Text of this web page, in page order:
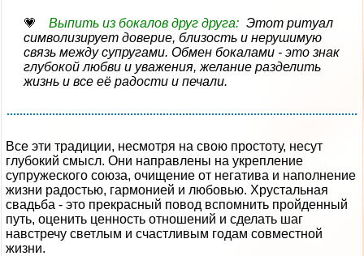
Выпить из бокалов друг друга: Этот ритуал
символизирует доверие, близость и нерушимую
связь между супругами. Обмен бокалами - это знак
глубокой любви и уважения, желание разделить
жизнь и все её радости и печали.
Все эти традиции, несмотря на свою простоту, несут
глубокий смысл. Они направлены на укрепление
супружеского союза, очищение от негатива и наполнение
жизни радостью, гармонией и любовью. Хрустальная
свадьба - это прекрасный повод вспомнить пройденный
путь, оценить ценность отношений и сделать шаг
навстречу светлым и счастливым годам совместной
жизни.